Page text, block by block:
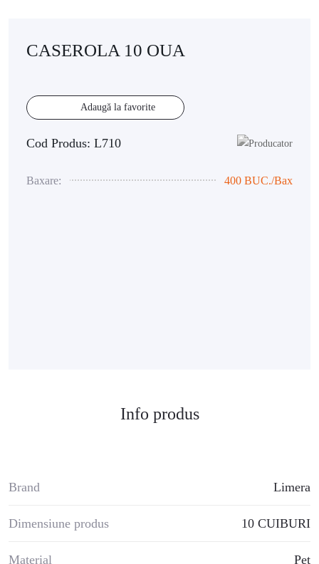
CASEROLA 10 OUA
Adaugă la favorite
Cod Produs: L710
Baxare: 400 BUC./Bax
Info produs
Brand Limera
Dimensiune produs 10 CUIBURI
Material Pet